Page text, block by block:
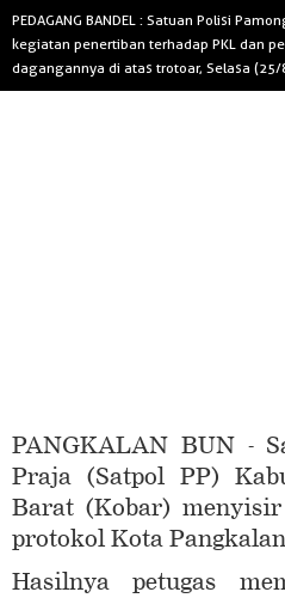
PEDAGANG BANDEL : Satuan Polisi
kegiatan penertiban terhadap PKL dan
dagangannya di atas trotoar, Selasa (25/
PANGKALAN BUN -
Praja (Satpol PP)
Barat (Kobar)
protokol Kota
Hasilnya petugas